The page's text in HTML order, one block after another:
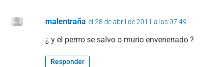
malentraña el 28 de abril de 2011 a las 07:49
¿ y el perrro se salvo o murio envenenado ?
Responder